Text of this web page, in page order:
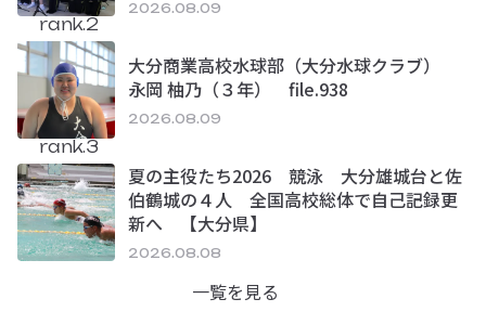
2026.08.09
rank.2
大分商業高校水球部（大分水球クラブ）
永岡 柚乃（３年） file.938
2026.08.09
rank.3
夏の主役たち2026 競泳 大分雄城台と佐
伯鶴城の４人 全国高校総体で自己記録更
新へ 【大分県】
2026.08.08
一覧を見る